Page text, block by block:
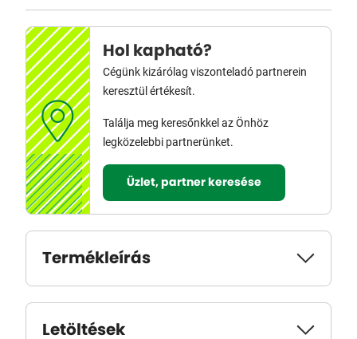
Hol kapható?
Cégünk kizárólag viszonteladó partnerein
keresztül értékesít.
Találja meg keresőnkkel az Önhöz
legközelebbi partnerünket.
Üzlet, partner keresése
Termékleírás
Letöltések